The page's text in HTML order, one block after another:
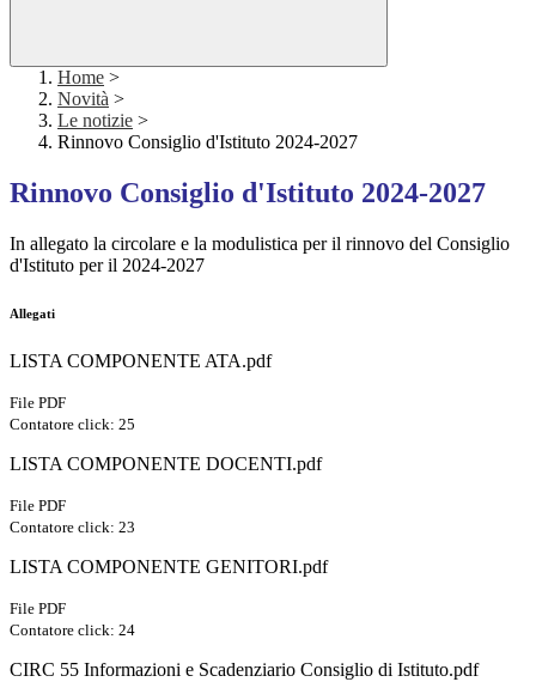
Home >
Novità >
Le notizie >
Rinnovo Consiglio d'Istituto 2024-2027
Rinnovo Consiglio d'Istituto 2024-2027
In allegato la circolare e la modulistica per il rinnovo del Consiglio
d'Istituto per il 2024-2027
Allegati
LISTA COMPONENTE ATA.pdf
File PDF
Contatore click: 25
LISTA COMPONENTE DOCENTI.pdf
File PDF
Contatore click: 23
LISTA COMPONENTE GENITORI.pdf
File PDF
Contatore click: 24
CIRC 55 Informazioni e Scadenziario Consiglio di Istituto.pdf